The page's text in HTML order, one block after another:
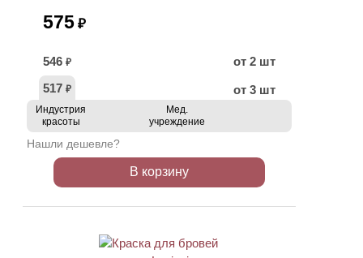
575 ₽
546 ₽
от 2 шт
517 ₽ от 3 шт
Индустрия
красоты
Мед.
учреждение
Нашли дешевле?
В корзину